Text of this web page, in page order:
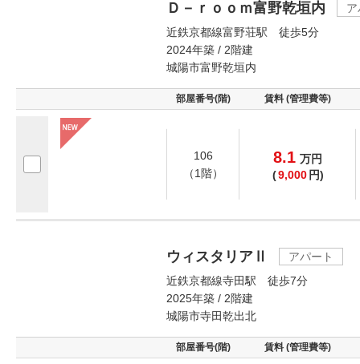
Ｄ－ｒｏｏｍ富野乾垣内
近鉄京都線富野荘駅 徒歩5分
2024年築 / 2階建
城陽市富野乾垣内
部屋番号(階) 賃料 (管理費等)
106
（1階）
8.1 万円
(9,000 円)
ウィスタリアⅡ
アパート
近鉄京都線寺田駅 徒歩7分
2025年築 / 2階建
城陽市寺田乾出北
部屋番号(階) 賃料 (管理費等)